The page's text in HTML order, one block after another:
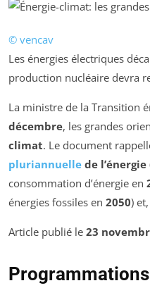
© vencav
Les énergies électriques
production nucléaire devra
La ministre de la Transition
décembre, les grandes
climat. Le document
pluriannuelle de l’énergie
consommation d’énergie en
énergies fossiles en 2050)
Article publié le 23